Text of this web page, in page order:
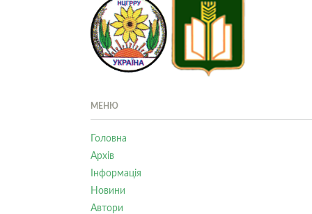
МЕНЮ
Головна
Архів
Інформація
Новини
Автори